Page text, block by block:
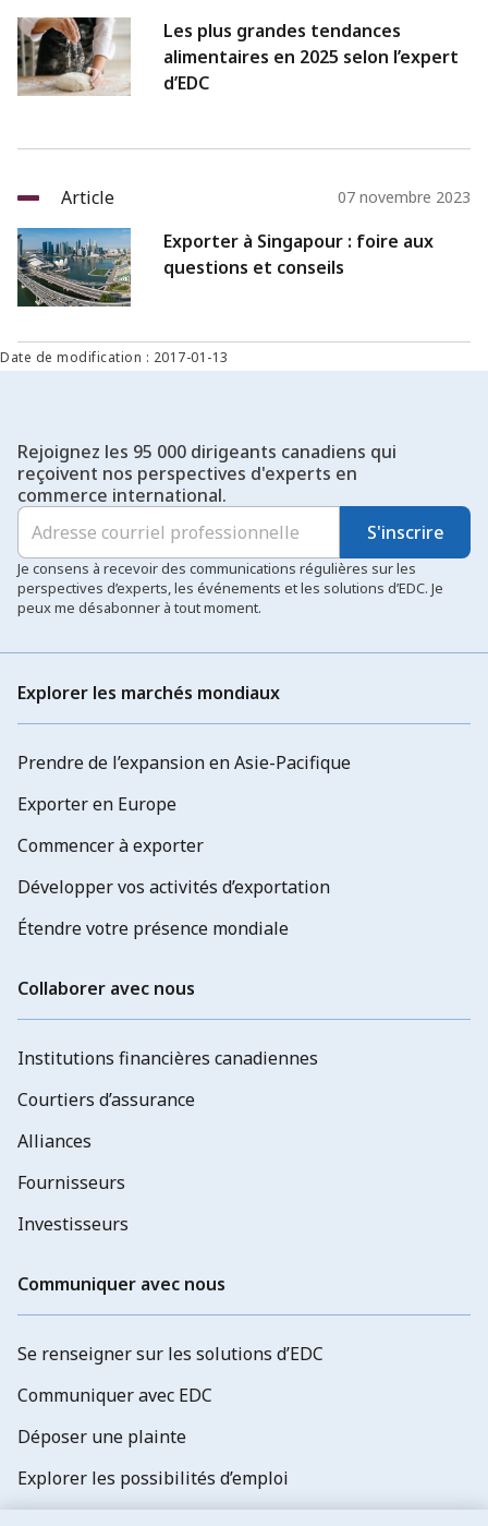
Les plus grandes tendances
alimentaires en 2025 selon l’expert
d’EDC
Article 07 novembre 2023
Exporter à Singapour : foire aux
questions et conseils
Date de modification : 2017-01-13
Rejoignez les 95 000 dirigeants canadiens qui
reçoivent nos perspectives d'experts en
commerce international.
S'inscrire
Je consens à recevoir des communications régulières sur les
perspectives d’experts, les événements et les solutions d’EDC. Je
peux me désabonner à tout moment.
Explorer les marchés mondiaux
Prendre de l’expansion en Asie-Pacifique
Exporter en Europe
Commencer à exporter
Développer vos activités d’exportation
Étendre votre présence mondiale
Collaborer avec nous
Institutions financières canadiennes
Courtiers d’assurance
Alliances
Fournisseurs
Investisseurs
Communiquer avec nous
Se renseigner sur les solutions d’EDC
Communiquer avec EDC
Déposer une plainte
Explorer les possibilités d’emploi